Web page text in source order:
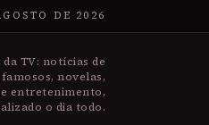
DE 2026
TV: notícias de
novelas,
entretenimento,
o dia todo.